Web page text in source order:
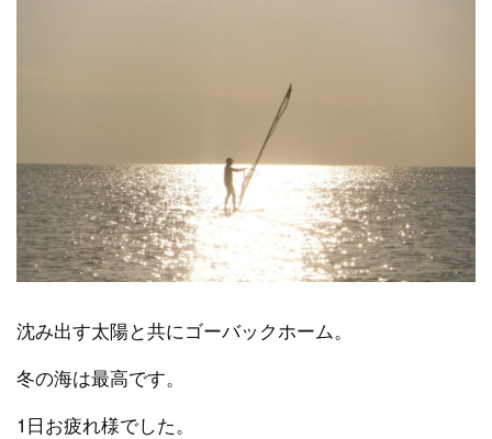
沈み出す太陽と共にゴーバックホーム。
冬の海は最高です。
1日お疲れ様でした。